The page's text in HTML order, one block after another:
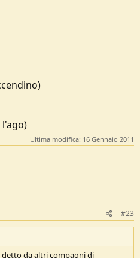
balia
tedesco
Ultima modifica: 16 Gennaio 2011
#23
da altri compagni di